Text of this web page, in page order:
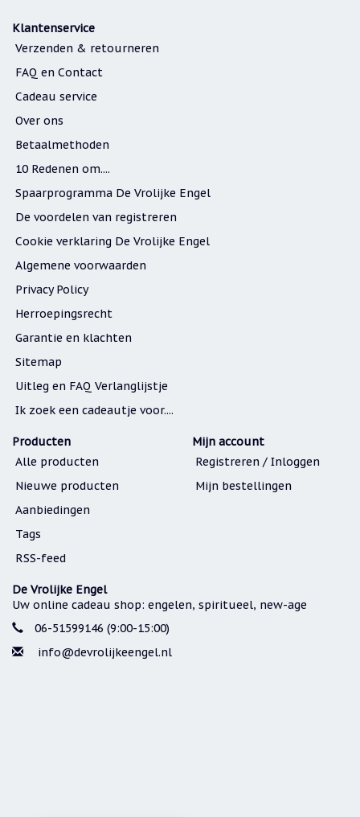
Klantenservice
Verzenden & retourneren
FAQ en Contact
Cadeau service
Over ons
Betaalmethoden
10 Redenen om....
Spaarprogramma De Vrolijke Engel
De voordelen van registreren
Cookie verklaring De Vrolijke Engel
Algemene voorwaarden
Privacy Policy
Herroepingsrecht
Garantie en klachten
Sitemap
Uitleg en FAQ Verlanglijstje
Ik zoek een cadeautje voor....
Producten
Alle producten
Nieuwe producten
Aanbiedingen
Tags
RSS-feed
Mijn account
Registreren / Inloggen
Mijn bestellingen
De Vrolijke Engel
Uw online cadeau shop: engelen, spiritueel, new-age
06-51599146 (9:00-15:00)
info@devrolijkeengel.nl